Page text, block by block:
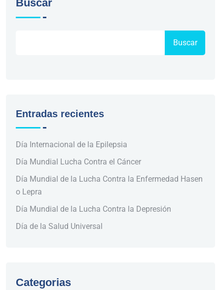
Buscar
Buscar
Entradas recientes
Día Internacional de la Epilepsia
Día Mundial Lucha Contra el Cáncer
Día Mundial de la Lucha Contra la Enfermedad Hasen
o Lepra
Día Mundial de la Lucha Contra la Depresión
Día de la Salud Universal
Categorias